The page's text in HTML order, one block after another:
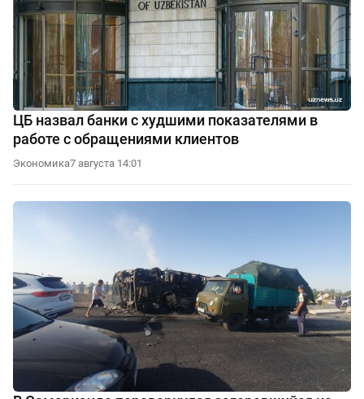
ЦБ назвал банки с худшими показателями в
работе с обращениями клиентов
Экономика7 августа 14:01